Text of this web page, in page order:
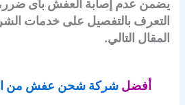
يضمن عدم إصابة العفش بأى
التعرف بالتفصيل على خدمات
المقال التالي.
أفضلشركة شحن عفش من